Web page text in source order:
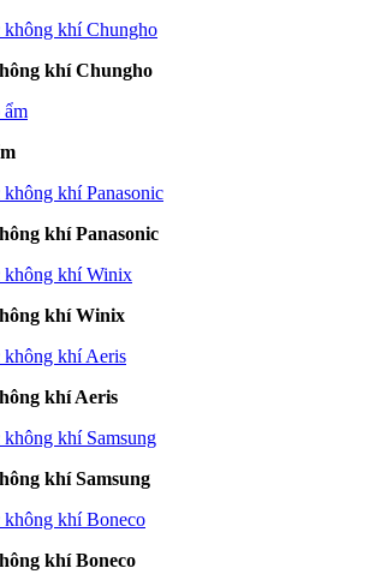
khí Chungho
khí Panasonic
khí Winix
khí Aeris
khí Samsung
khí Boneco